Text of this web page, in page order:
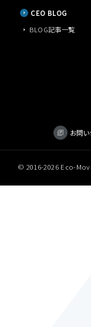
CEO BLOG
BLOG記事一覧
お問
© 2016-2026 Eco-